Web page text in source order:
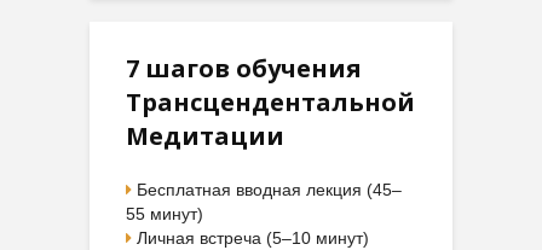
7 шагов обучения
Трансцендентальной
Медитации
Бесплатная вводная лекция (45–
55 минут)
Личная встреча (5–10 минут)